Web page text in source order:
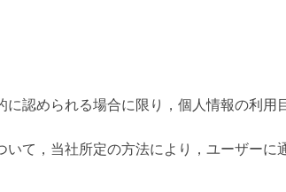
認められる場合に限り，個人情報の利用
て，当社所定の方法により，ユーザー